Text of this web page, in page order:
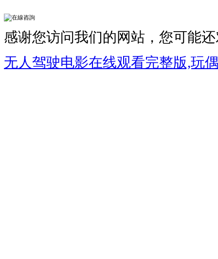
感谢您访问我们的网站，您可能
无人驾驶电影在线观看完整版,玩